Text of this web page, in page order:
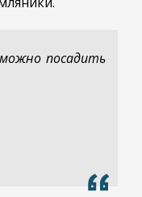
посадить